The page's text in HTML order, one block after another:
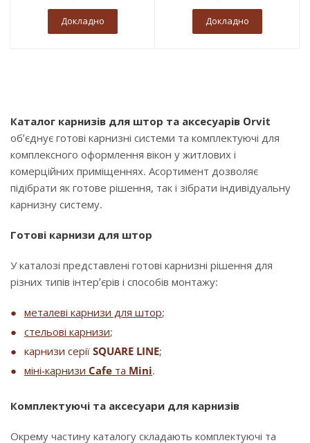
Докладно Докладно
Каталог карнизів для штор та аксесуарів Orvit
об’єднує готові карнизні системи та комплектуючі для
комплексного оформлення вікон у житлових і
комерційних приміщеннях. Асортимент дозволяє
підібрати як готове рішення, так і зібрати індивідуальну
карнизну систему.
Готові карнизи для штор
У каталозі представлені готові карнизні рішення для
різних типів інтер’єрів і способів монтажу:
металеві карнизи для штор;
стельові карнизи;
карнизи серії SQUARE LINE;
міні-карнизи Cafe та Mini.
Комплектуючі та аксесуари для карнизів
Окрему частину каталогу складають комплектуючі та